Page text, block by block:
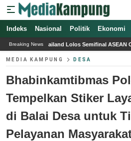
Indeks Nasional Politik Ekonomi
Breaking News
Semifinal ASEAN Championship 2026 Usai
MEDIA KAMPUNG DESA
Bhabinkamtibmas
Tempelkan Stiker
di Balai Desa untuk
Pelayanan